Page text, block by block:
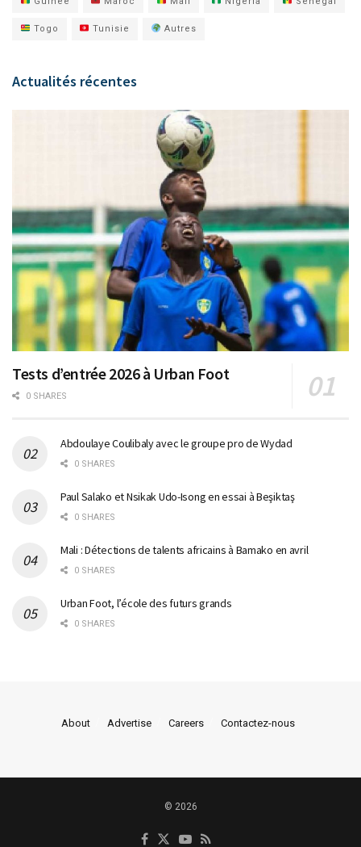
Togo Tunisie Autres
Actualités récentes
Tests d’entrée 2026 à Urban Foot
0 SHARES
Abdoulaye Coulibaly avec le groupe pro de Wydad
0 SHARES
Paul Salako et Nsikak Udo-Isong en essai à Beşiktaş
0 SHARES
Mali : Détections de talents africains à Bamako en avril
0 SHARES
Urban Foot, l’école des futurs grands
0 SHARES
About Advertise Careers Contactez-nous
© 2026